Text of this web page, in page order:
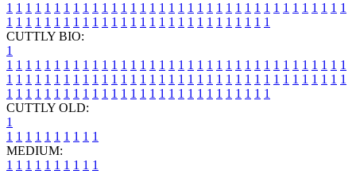
1 1 1 1 1 1 1 1 1 1 1 1 1 1 1 1 1 1 1 1 1 1 1 1 1 1 1 1 1 1 1 1 1 1 1 1
1 1 1 1 1 1 1 1 1 1 1 1 1 1 1 1 1 1 1 1 1 1 1 1 1 1 1 1
CUTTLY BIO:
1
1 1 1 1 1 1 1 1 1 1 1 1 1 1 1 1 1 1 1 1 1 1 1 1 1 1 1 1 1 1 1 1 1 1 1 1
1 1 1 1 1 1 1 1 1 1 1 1 1 1 1 1 1 1 1 1 1 1 1 1 1 1 1 1 1 1 1 1 1 1 1 1
1 1 1 1 1 1 1 1 1 1 1 1 1 1 1 1 1 1 1 1 1 1 1 1 1 1 1 1
CUTTLY OLD:
1
1 1 1 1 1 1 1 1 1 1
MEDIUM:
1 1 1 1 1 1 1 1 1 1